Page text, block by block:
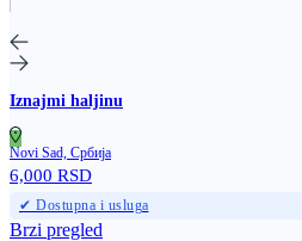
Iznajmi haljinu
Novi Sad, Србија
6,000 RSD
✔ Dostupna i usluga
Brzi pregled